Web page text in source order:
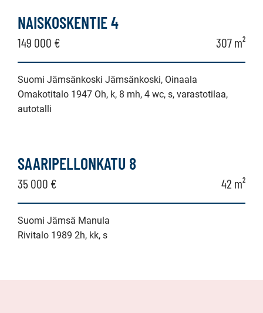
NAISKOSKENTIE 4
149 000 € 307 m²
Suomi Jämsänkoski Jämsänkoski, Oinaala
Omakotitalo 1947 Oh, k, 8 mh, 4 wc, s, varastotilaa,
autotalli
SAARIPELLONKATU 8
35 000 € 42 m²
Suomi Jämsä Manula
Rivitalo 1989 2h, kk, s